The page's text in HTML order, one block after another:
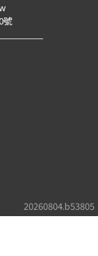
20260804.b53805
號